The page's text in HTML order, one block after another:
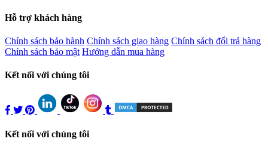
Hỗ trợ khách hàng
Chính sách bảo hành Chính sách giao hàng Chính sách đổi trả hàng
Chính sách bảo mật Hướng dẫn mua hàng
Kết nối với chúng tôi
Kết nối với chúng tôi